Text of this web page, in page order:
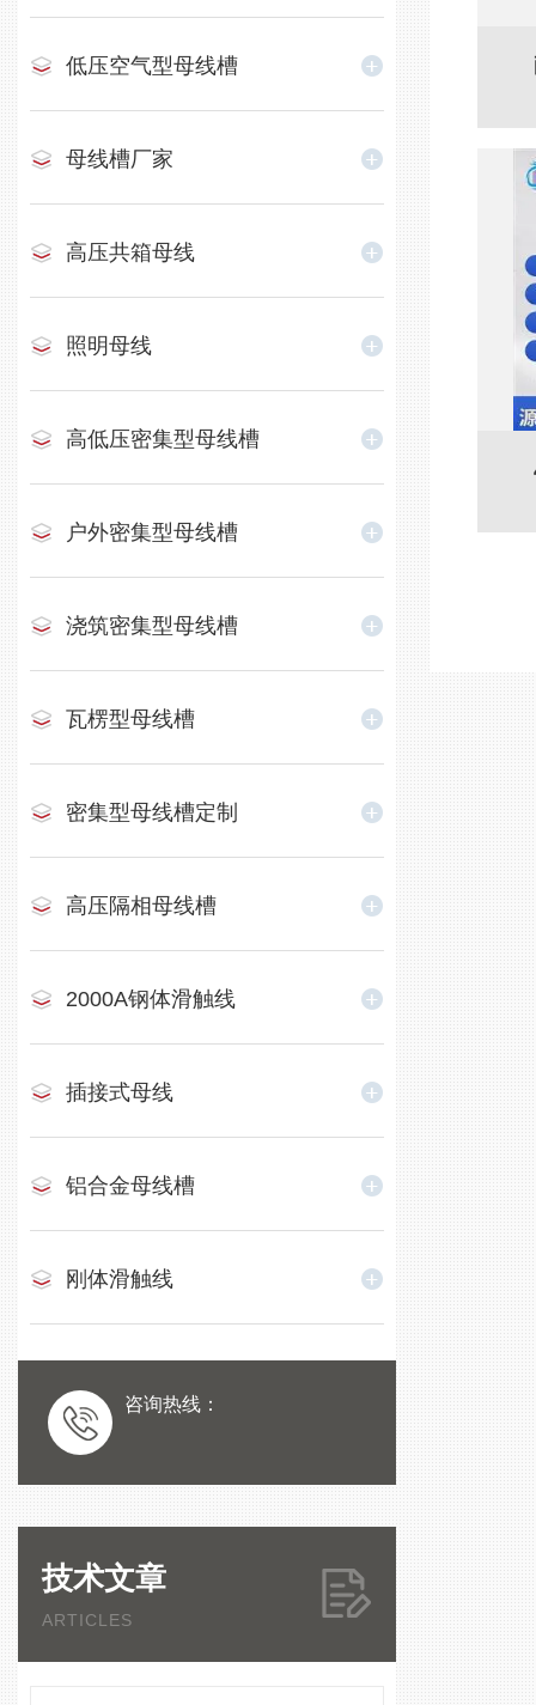
低压空气型母线槽
母线槽厂家
高压共箱母线
照明母线
高低压密集型母线槽
户外密集型母线槽
浇筑密集型母线槽
瓦楞型母线槽
密集型母线槽定制
高压隔相母线槽
2000A钢体滑触线
插接式母线
铝合金母线槽
刚体滑触线
咨询热线：
技术文章
ARTICLES